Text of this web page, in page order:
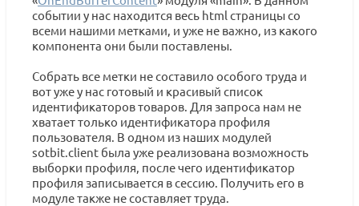
событии у нас находится весь html страницы со
всеми нашими метками, и уже не важно, из какого
компонента они были поставлены.
Собрать все метки не составило особого труда и
вот уже у нас готовый и красивый список
идентификаторов товаров. Для запроса нам не
хватает только идентификатора профиля
пользователя. В одном из наших модулей
sotbit.client была уже реализована возможность
выборки профиля, после чего идентификатор
профиля записывается в сессию. Получить его в
модуле также не составляет труда.